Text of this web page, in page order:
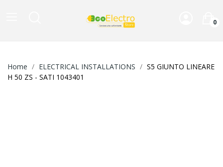
0
Home ELECTRICAL INSTALLATIONS
S5 GIUNTO LINEARE
H 50 ZS - SATI 1043401